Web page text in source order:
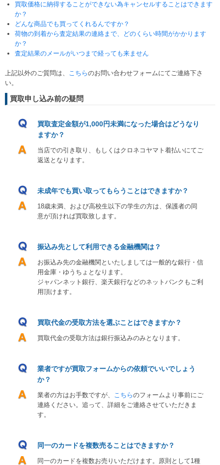
買取価格に納得することができない為キャンセルすることはできます
か？
どんな商品でも買ってくれるんですか？
荷物の到着から査定結果の連絡まで、どのくらい時間がかかります
か？
査定結果のメールがいつまで経っても来ません
上記以外のご質問は、 こちらのお問い合わせフォームにてご連絡下さ
い。
買取申し込み前の疑問
買取査定金額が1,000円未満になった場合はどうなり
ますか？
当店での引き取り、もしくはクロネコヤマト着払いにてご
返送となります。
未成年でも買い取ってもらうことはできますか？
18歳未満、および高校生以下の学生の方は、保護者の同
意が頂ければ買取致します。
振込み先として利用できる金融機関は？
お振込み先の金融機関といたしましては一般的な銀行・信
用金庫・ゆうちょとなります。
ジャパンネット銀行、楽天銀行などのネットバンクもご利
用頂けます。
買取代金の受取方法を選ぶことはできますか？
買取代金の受取方法は銀行振込みのみとなります。
業者ですが買取フォームからの依頼でいいでしょう
か？
業者の方はお手数ですが、 こちらのフォームより事前にご
連絡ください。追って、詳細をご連絡させていただきま
す。
同一のカードを複数売ることはできますか？
同一のカードを複数お売りいただけます。原則として1種